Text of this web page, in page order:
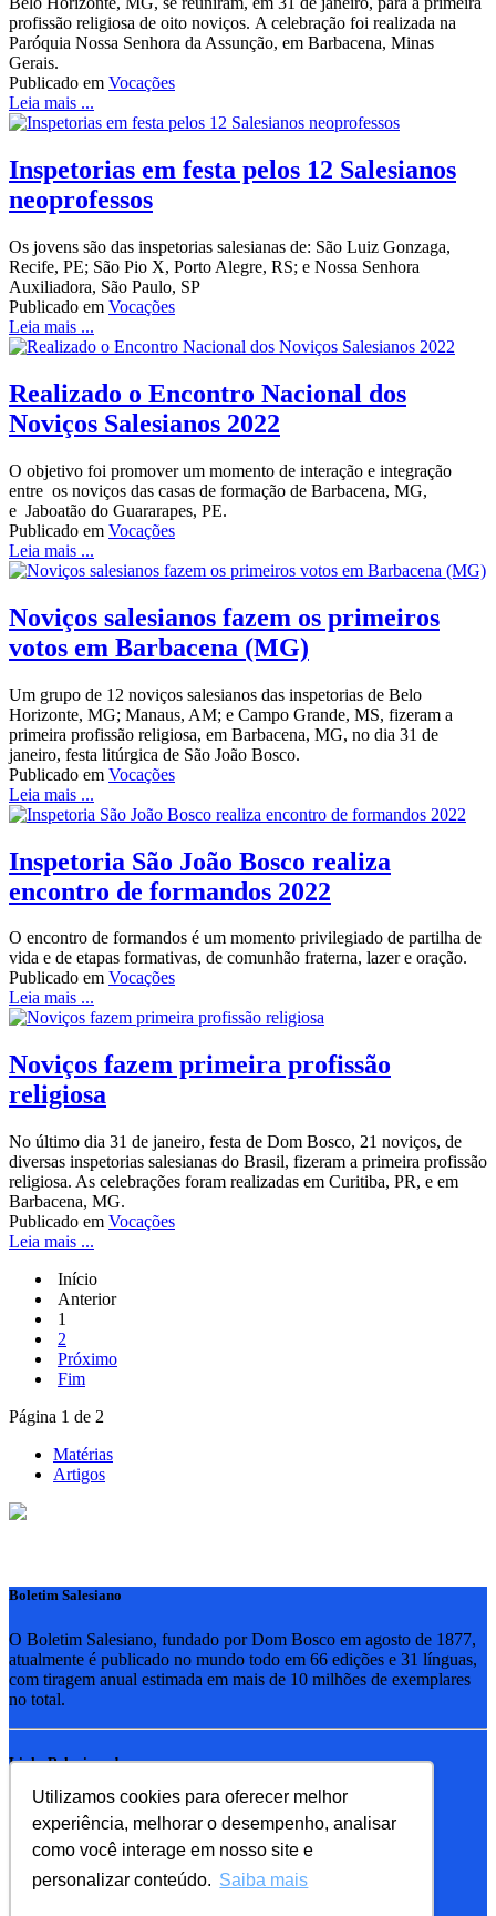
Utilizamos cookies para oferecer melhor
experiência, melhorar o desempenho, analisar
como você interage em nosso site e
personalizar conteúdo. Saiba mais
profissão religiosa de oito noviços. A celebração foi realizada na
Paróquia Nossa Senhora da Assunção, em Barbacena, Minas
Gerais.
Publicado em Vocações
Leia mais ...
Inspetorias em festa pelos 12 Salesianos
neoprofessos
Os jovens são das inspetorias salesianas de: São Luiz Gonzaga,
Recife, PE; São Pio X, Porto Alegre, RS; e Nossa Senhora
Auxiliadora, São Paulo, SP
Publicado em Vocações
Leia mais ...
Realizado o Encontro Nacional dos
Noviços Salesianos 2022
O objetivo foi promover um momento de interação e integração
entre os noviços das casas de formação de Barbacena, MG,
e Jaboatão do Guararapes, PE.
Publicado em Vocações
Leia mais ...
Noviços salesianos fazem os primeiros
votos em Barbacena (MG)
Um grupo de 12 noviços salesianos das inspetorias de Belo
Horizonte, MG; Manaus, AM; e Campo Grande, MS, fizeram a
primeira profissão religiosa, em Barbacena, MG, no dia 31 de
janeiro, festa litúrgica de São João Bosco.
Publicado em Vocações
Leia mais ...
Inspetoria São João Bosco realiza
encontro de formandos 2022
O encontro de formandos é um momento privilegiado de partilha de
vida e de etapas formativas, de comunhão fraterna, lazer e oração.
Publicado em Vocações
Leia mais ...
Noviços fazem primeira profissão
religiosa
No último dia 31 de janeiro, festa de Dom Bosco, 21 noviços, de
diversas inspetorias salesianas do Brasil, fizeram a primeira profissão
religiosa. As celebrações foram realizadas em Curitiba, PR, e em
Barbacena, MG.
Publicado em Vocações
Leia mais ...
Início
Anterior
1
2
Próximo
Fim
Página 1 de 2
Matérias
Artigos
Boletim Salesiano
O Boletim Salesiano, fundado por Dom Bosco em agosto de 1877,
atualmente é publicado no mundo todo em 66 edições e 31 línguas,
com tiragem anual estimada em mais de 10 milhões de exemplares
no total.
Links Relacionados
RSB - Rede Salesiana Brasil
EDEBE - Editora
UPV - União pela Vida
Familia Salesiana